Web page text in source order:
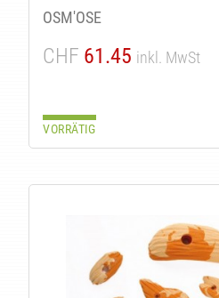
OSM'OSE
CHF 61.45 inkl. MwSt
VORRÄTIG